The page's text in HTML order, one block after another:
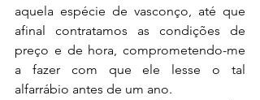
aquela espécie de vasconço, até que
afinal contratamos as condições de
preço e de hora, comprometendo-me
a fazer com que ele lesse o tal
alfarrábio antes de um ano.